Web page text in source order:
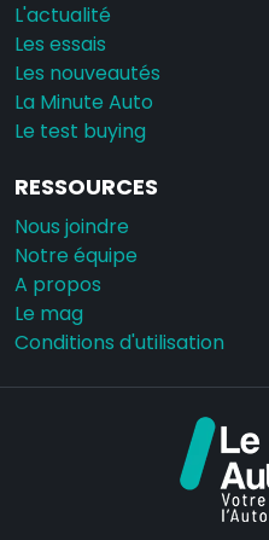
L'actualité
Les essais
Les nouveautés
La Minute Auto
Le test buying
RESSOURCES
Nous joindre
Notre équipe
A propos
Le mag
Conditions d'utilisation